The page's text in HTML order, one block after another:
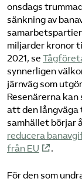
onsdags
sänkning av
miljarder kronor
2021, se
synnerligen
järnväg som
Resenärerna
att den
samhället börjar
reducera
från EU
.
För den som